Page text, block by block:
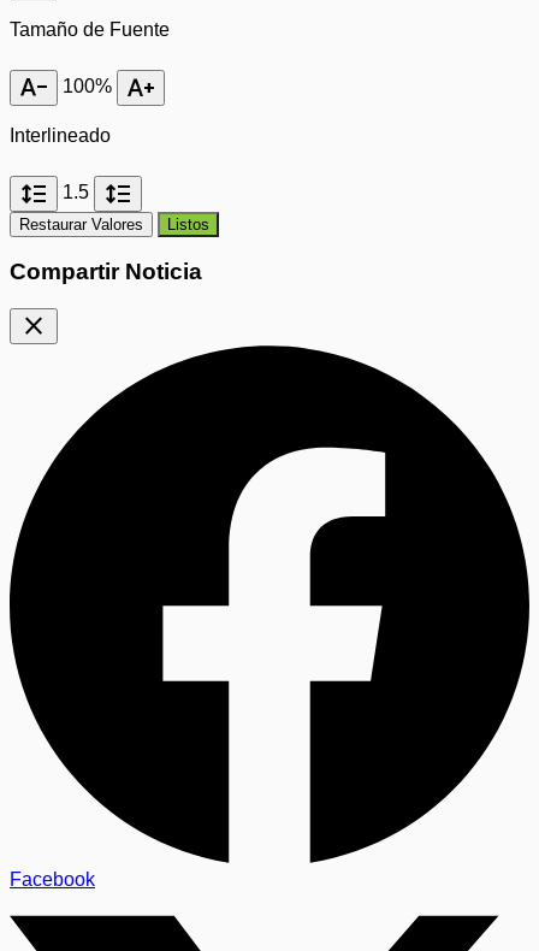
Tamaño de Fuente
text_decrease 100% text_increase
Interlineado
format_line_spacing 1.5 format_line_spacing
Restaurar Valores Listos
Compartir Noticia
close
Facebook